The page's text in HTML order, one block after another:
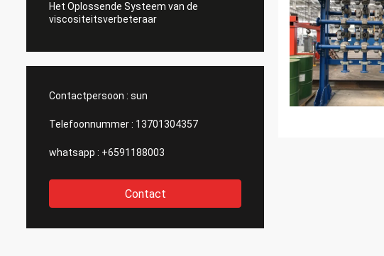
Het Oplossende Systeem van de
viscositeitsverbeteraar
Contactpersoon : sun
Telefoonnummer : 13701304357
whatsapp : +6591188003
Contact